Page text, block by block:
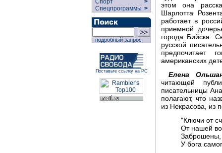
Спорт
>
Спецпрограммы >
подробный запрос
Поставьте ссылку на РС
этом она
Шарлотта
работает в
приемной
города Бийска.
русской
предпочитает
американских
Елена
читающей
писательницы
полагают, что
из Некрасова, из
"Ключи от
От нашей
Заброшены,
У бога